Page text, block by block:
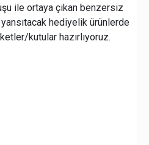
ile ortaya çıkan benzersiz
hediyelik ürünlerde
kutular hazırlıyoruz.